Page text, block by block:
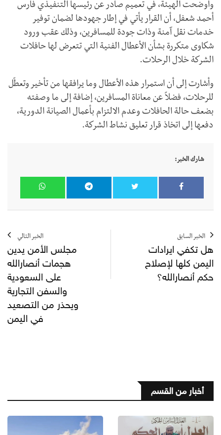
وأوضحت الهيئة، في تعميم صادر عن رئيسها التنفيذي فارس
أحمد شعفل، أن القرار يأتي في إطار جهودها لضمان توفير
خدمات نقل آمنة وذات جودة للمسافرين، وذلك عقب ورود
شكاوى متكررة بشأن الأعطال الفنية التي تتعرض لها حافلات
الشركة خلال الرحلات.
وأشارت إلى أن استمرار هذه الأعطال وما يرافقها من تأخير وتعطّل
للرحلات، فضلاً عن معاناة المسافرين، إضافة إلى ما وصفته
بضعف حالة الحافلات وعدم الالتزام بأعمال الصيانة الدورية،
دفعها إلى اتخاذ قرار تعليق نشاط الشركة.
شارك الخبر:
الخبر السابق
هل تكفي ايرادات
اليمن كلها لإصلاح
حكم أنصارالله؟
الخبر التالي
مجلس الأمن يدين
هجمات أنصارالله
على السعودية
والسفن التجارية
ويحذر من التصعيد
في اليمن
أخبار من القسم